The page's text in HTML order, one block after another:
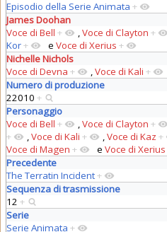
Episodio della Serie Animata +
James Doohan
Voce di Bell + ,Voce di Clayton +
Kor+ e Voce di Xerius +
Nichelle Nichols
Voce di Devna + ,Voce di Kali +
Numero di produzione
22010 +
Personaggio
Voce di Bell + ,Voce di Clayton +
+
,Voce di Kali + ,Voce di Kaz +
Voce di Magen + e Voce di Xerius
Precedente
The Terratin Incident+
Sequenza di trasmissione
12 +
Serie
Serie Animata +